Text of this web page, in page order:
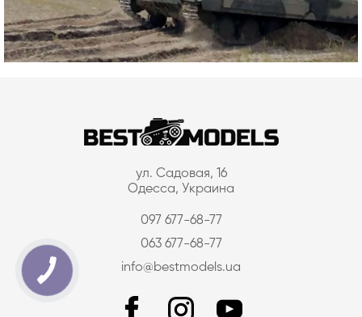
ул. Садовая, 16
Одесса, Украина
097 677-68-77
063 677-68-77
info@bestmodels.ua